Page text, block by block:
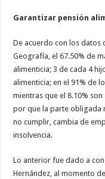
Garantizar pensión
De acuerdo con los datos
Geografía, el 67.50% de
alimenticia; 3 de cada 4
alimenticia; en el 91% de
mientras que el 8.10%
por que la parte obligada
no cumplir, cambia de
insolvencia.
Lo anterior fue dado a
Hernández, al momento